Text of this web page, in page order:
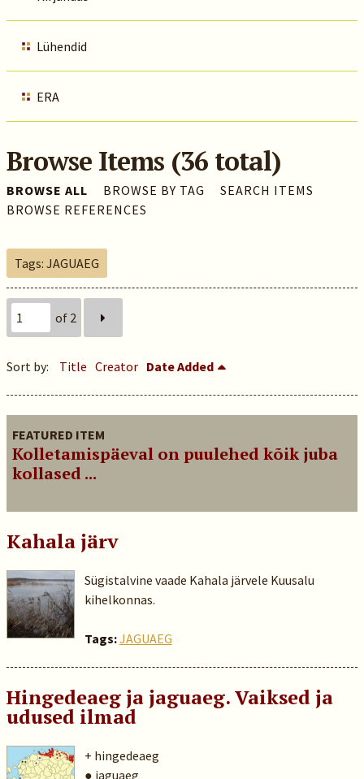
Lühendid
ERA
Browse Items (36 total)
BROWSE ALL BROWSE BY TAG
SEARCH ITEMS
BROWSE REFERENCES
Tags: JAGUAEG
of 2
Sort by: Title Creator Date Added
FEATURED ITEM
Kolletamispäeval on puulehed kõik juba
kollased ...
Kahala järv
Sügistalvine vaade Kahala järvele Kuusalu
kihelkonnas.
Tags:JAGUAEG
Hingedeaeg ja jaguaeg. Vaiksed ja
udused ilmad
+ hingedeaeg
● jaguaeg